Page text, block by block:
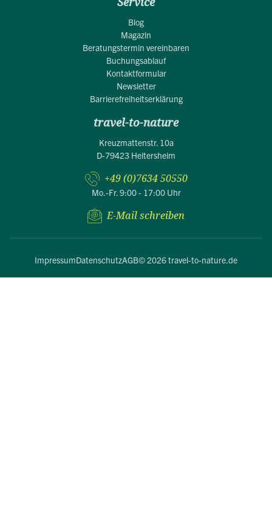
Blog
Magazin
Beratungstermin vereinbaren
Buchungsablauf
Kontaktformular
Newsletter
Barrierefreiheitserklärung
travel-to-nature
Kreuzmattenstr. 10a
D-79423 Heitersheim
+49 (0)7634 50550
Mo.-Fr. 9:00 - 17:00 Uhr
E-Mail schreiben
ImpressumDatenschutzAGB© 2026 travel-to-nature.de